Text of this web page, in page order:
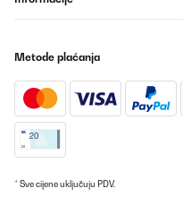
Metode plaćanja
* Sve cijene uključuju PDV.